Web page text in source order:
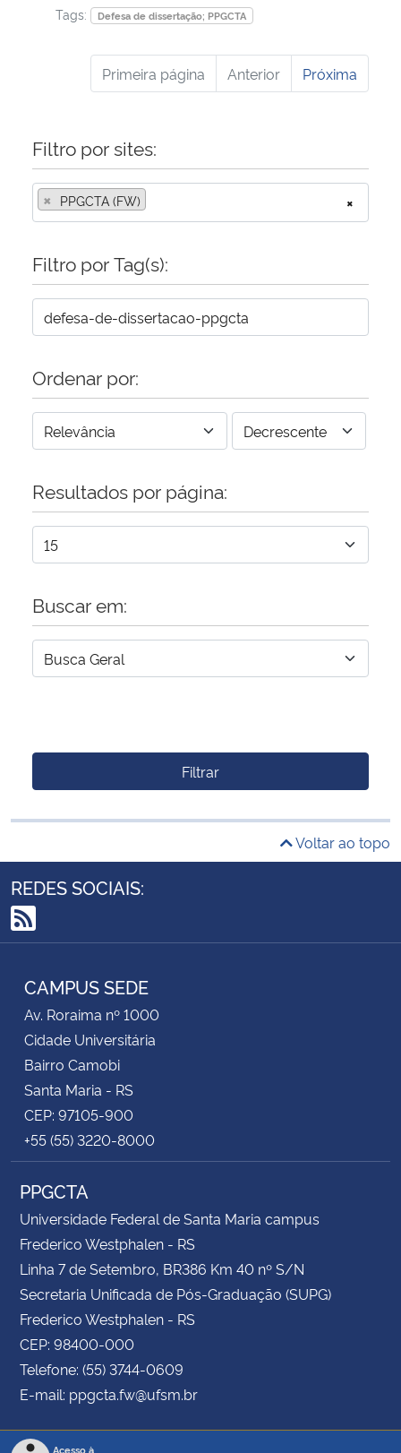
Tags:
Defesa de dissertação; PPGCTA
Primeira página Anterior Próxima
Filtro por sites:
×
× PPGCTA (FW)
Filtro por Tag(s):
Ordenar por:
Resultados por página:
Buscar em:
Filtrar
Voltar ao topo
REDES SOCIAIS:
RSS
CAMPUS SEDE
Av. Roraima nº 1000
Cidade Universitária
Bairro Camobi
Santa Maria - RS
CEP: 97105-900
+55 (55) 3220-8000
PPGCTA
Universidade Federal de Santa Maria campus
Frederico Westphalen - RS
Linha 7 de Setembro, BR386 Km 40 nº S/N
Secretaria Unificada de Pós-Graduação (SUPG)
Frederico Westphalen - RS
CEP: 98400-000
Telefone: (55) 3744-0609
E-mail: ppgcta.fw@ufsm.br
Acesso à